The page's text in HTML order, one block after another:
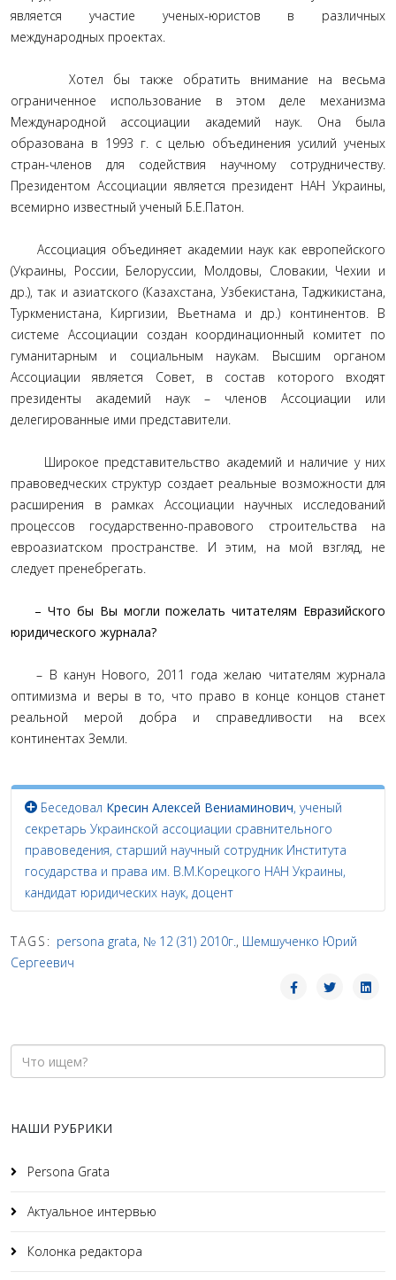
является участие ученых-юристов в различных
международных проектах.
Хотел бы также обратить внимание на весьма
ограниченное использование в этом деле механизма
Международной ассоциации академий наук. Она была
образована в 1993 г. с целью объединения усилий ученых
стран-членов для содействия научному сотрудничеству.
Президентом Ассоциации является президент НАН Украины,
всемирно известный ученый Б.Е.Патон.
Ассоциация объединяет академии наук как европейского
(Украины, России, Белоруссии, Молдовы, Словакии, Чехии и
др.), так и азиатского (Казахстана, Узбекистана, Таджикистана,
Туркменистана, Киргизии, Вьетнама и др.) континентов. В
системе Ассоциации создан координационный комитет по
гуманитарным и социальным наукам. Высшим органом
Ассоциации является Совет, в состав которого входят
президенты академий наук – членов Ассоциации или
делегированные ими представители.
Широкое представительство академий и наличие у них
правоведческих структур создает реальные возможности для
расширения в рамках Ассоциации научных исследований
процессов государственно-правового строительства на
евроазиатском пространстве. И этим, на мой взгляд, не
следует пренебрегать.
– Что бы Вы могли пожелать читателям Евразийского
юридического журнала?
– В канун Нового, 2011 года желаю читателям журнала
оптимизма и веры в то, что право в конце концов станет
реальной мерой добра и справедливости на всех
континентах Земли.
Беседовал Кресин Алексей Вениаминович, ученый
секретарь Украинской ассоциации сравнительного
правоведения, старший научный сотрудник Института
государства и права им. В.М.Корецкого НАН Украины,
кандидат юридических наук, доцент
TAGS: persona grata, № 12 (31) 2010г., Шемшученко Юрий
Сергеевич
НАШИ РУБРИКИ
Persona Grata
Актуальное интервью
Колонка редактора